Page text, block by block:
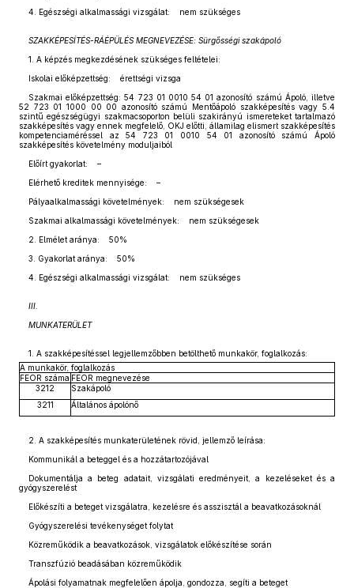
4. Egészségi alkalmassági vizsgálat: nem szükséges
SZAKKÉPESÍTÉS-RÁÉPÜLÉS MEGNEVEZÉSE: Sürgősségi szakápoló
1. A képzés megkezdésének szükséges feltételei:
Iskolai előképzettség: érettségi vizsga
Szakmai előképzettség: 54 723 01 0010 54 01 azonosító számú Ápoló, illetve
52 723 01 1000 00 00 azonosító számú Mentőápoló szakképesítés vagy 5.4
szintű egészségügyi szakmacsoporton belüli szakirányú ismereteket tartalmazó
szakképesítés vagy ennek megfelelő, OKJ előtti, államilag elismert szakképesítés
kompetenciaméréssel az 54 723 01 0010 54 01 azonosító számú Ápoló
szakképesítés követelmény moduljaiból
Előírt gyakorlat: –
Elérhető kreditek mennyisége: –
Pályaalkalmassági követelmények: nem szükségesek
Szakmai alkalmassági követelmények: nem szükségesek
2. Elmélet aránya: 50%
3. Gyakorlat aránya: 50%
4. Egészségi alkalmassági vizsgálat: nem szükséges
III.
MUNKATERÜLET
1. A szakképesítéssel legjellemzőbben betölthető munkakör, foglalkozás:
A munkakör, foglalkozás
FEOR száma FEOR megnevezése
3212
Szakápoló
3211
Általános ápolónő
2. A szakképesítés munkaterületének rövid, jellemző leírása:
Kommunikál a beteggel és a hozzátartozójával
Dokumentálja a beteg adatait, vizsgálati eredményeit, a kezeléseket és a
gyógyszerelést
Előkészíti a beteget vizsgálatra, kezelésre és asszisztál a beavatkozásoknál
Gyógyszerelési tevékenységet folytat
Közreműködik a beavatkozások, vizsgálatok előkészítése során
Transzfúzió beadásában közreműködik
Ápolási folyamatnak megfelelően ápolja, gondozza, segíti a beteget